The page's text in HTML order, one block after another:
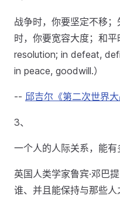
战争时，你要坚定不移
时，你要宽容大度；和
resolution; in defeat,
in peace, goodwill.）
-- 邱吉尔《第二次世界大
3、
一个人的人际关系，能有
英国人类学家鲁宾·邓巴
谁、并且能保持与那些